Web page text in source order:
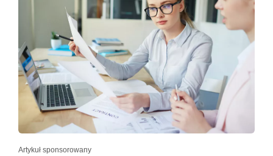
Artykuł sponsorowany